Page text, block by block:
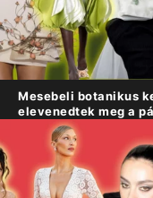
Mesebeli botanikus
elevenedtek meg a